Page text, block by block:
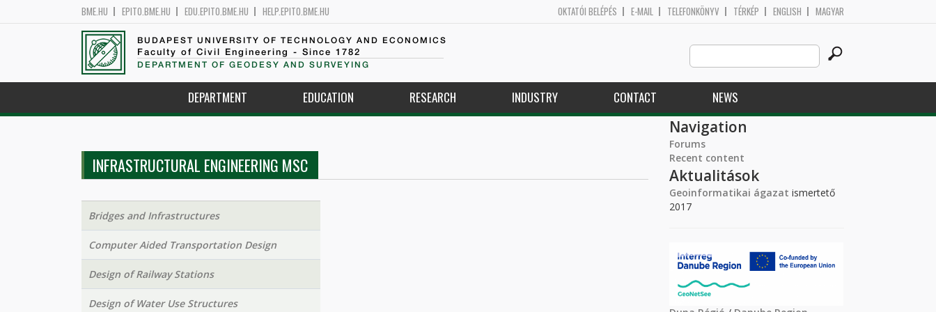
BME.HU EPITO.BME.HU EDU.EPITO.BME.HU HELP.EPITO.BME.HU OKTATÓI BELÉPÉS E-MAIL TELEFONKÖNYV TÉRKÉP ENGLISH MAGYAR
BUDAPEST UNIVERSITY OF TECHNOLOGY AND ECONOMICS
Faculty of Civil Engineering - Since 1782
DEPARTMENT OF GEODESY AND SURVEYING
Search
this
site
DEPARTMENT EDUCATION RESEARCH INDUSTRY CONTACT NEWS
INFRASTRUCTURAL ENGINEERING MSC
Bridges and Infrastructures
Computer Aided Transportation Design
Design of Railway Stations
Design of Water Use Structures
Navigation
Forums
Recent content
Aktualitások
Geoinformatikai ágazat ismertető
2017